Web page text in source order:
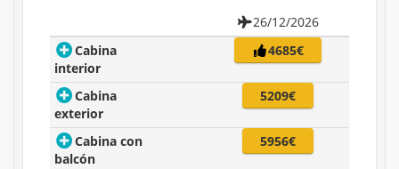
26/12/2026
Cabina
interior
4685€
Cabina
exterior
5209€
Cabina con
balcón
5956€